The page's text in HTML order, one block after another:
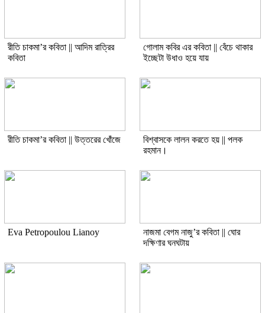
রীতি চাকমা’র কবিতা || আদিম রাত্রির
কবিতা
গোলাম কবির এর কবিতা || বেঁচে থাকার
ইচ্ছেটা উধাও হয়ে যায়
রীতি চাকমা’র কবিতা || উত্তরের খোঁজে
বিশ্বাসকে লালন করতে হয় || পলক
রহমান।
Eva Petropoulou Lianoy
নাজমা বেগম নাজু’র কবিতা || ঘোর
দক্ষিণার ঘনঘটায়